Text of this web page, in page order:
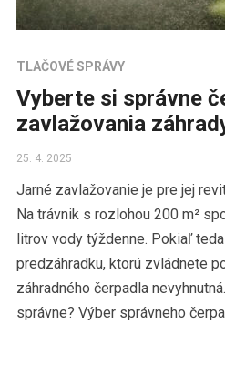
TLAČOVÉ SPRÁVY
Vyberte si správne
zavlažovania
25. 4. 2025
Jarné zavlažovanie je pre jej
Na trávnik s rozlohou 200 m²
litrov vody týždenne. Pokiaľ
predzáhradku, ktorú zvládnete
záhradného čerpadla
správne? Výber správneho